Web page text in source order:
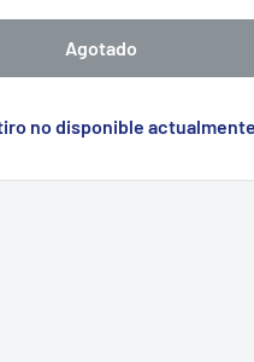
Agotado
no disponible